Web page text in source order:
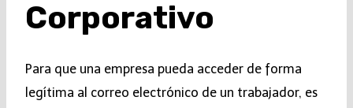
Corporativo
Para que una empresa pueda acceder de forma
legítima al correo electrónico de un trabajador, es